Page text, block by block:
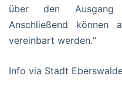
über den
Anschließend können
vereinbart werden.“
Info via Stadt